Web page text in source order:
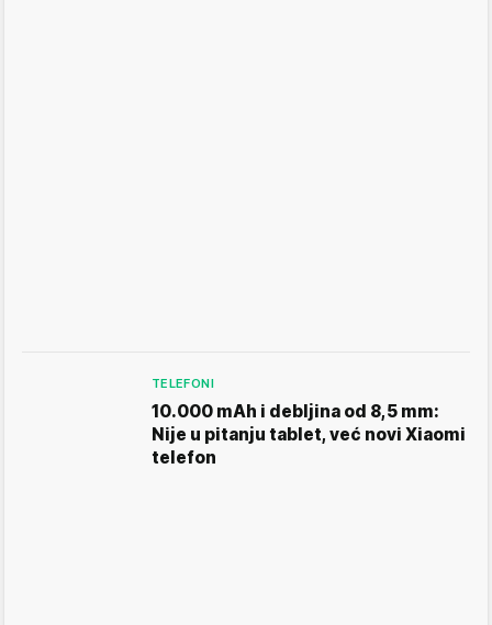
TELEFONI
10.000 mAh i debljina od 8,5 mm:
Nije u pitanju tablet, već novi Xiaomi
telefon